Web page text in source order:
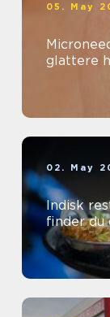
05. May
Microneedling
glattere
02. May
Indisk
finder du